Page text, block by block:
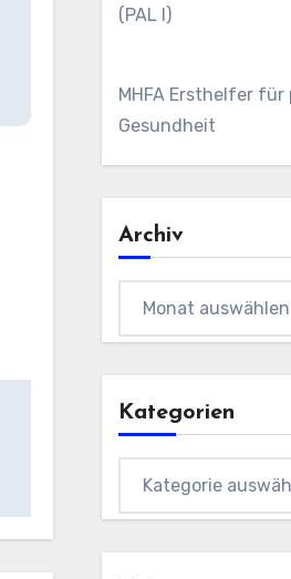
(PAL I)
MHFA Ersthelfer für
Gesundheit
Archiv
Kategorien